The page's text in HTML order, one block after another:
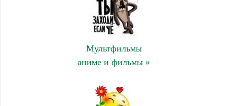
Мультфильмы
аниме и фильмы »